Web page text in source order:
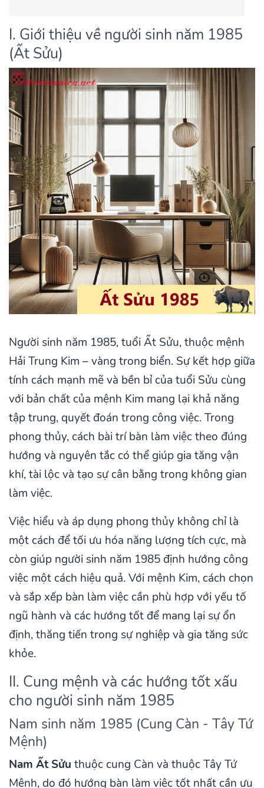
I. Giới thiệu về người sinh năm 1985
(Ất Sửu)
Người sinh năm 1985, tuổi Ất Sửu, thuộc mệnh
Hải Trung Kim – vàng trong biển. Sự kết hợp giữa
tính cách mạnh mẽ và bền bỉ của tuổi Sửu cùng
với bản chất của mệnh Kim mang lại khả năng
tập trung, quyết đoán trong công việc. Trong
phong thủy, cách bài trí bàn làm việc theo đúng
hướng và nguyên tắc có thể giúp gia tăng vận
khí, tài lộc và tạo sự cân bằng trong không gian
làm việc.
Việc hiểu và áp dụng phong thủy không chỉ là
một cách để tối ưu hóa năng lượng tích cực, mà
còn giúp người sinh năm 1985 định hướng công
việc một cách hiệu quả. Với mệnh Kim, cách chọn
và sắp xếp bàn làm việc cần phù hợp với yếu tố
ngũ hành và các hướng tốt để mang lại sự ổn
định, thăng tiến trong sự nghiệp và gia tăng sức
khỏe.
II. Cung mệnh và các hướng tốt xấu
cho người sinh năm 1985
Nam sinh năm 1985 (Cung Càn - Tây Tứ
Mệnh)
Nam Ất Sửu thuộc cung Càn và thuộc Tây Tứ
Mệnh, do đó hướng bàn làm việc tốt nhất cần ưu